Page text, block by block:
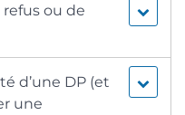
refus ou de
d’une DP (et
une